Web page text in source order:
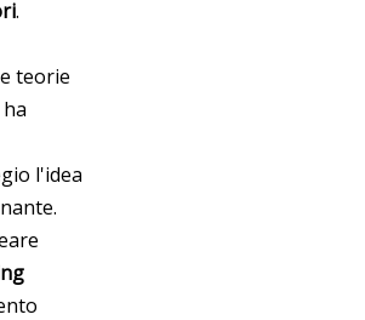
.
teorie
l'idea